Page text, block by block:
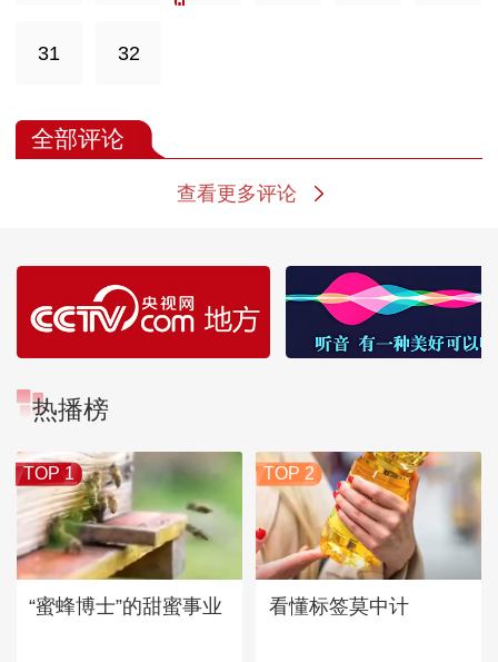
31 32
全部评论
查看更多评论
热播榜
TOP 1
“蜜蜂博士”的甜蜜事业
TOP 2
看懂标签莫中计